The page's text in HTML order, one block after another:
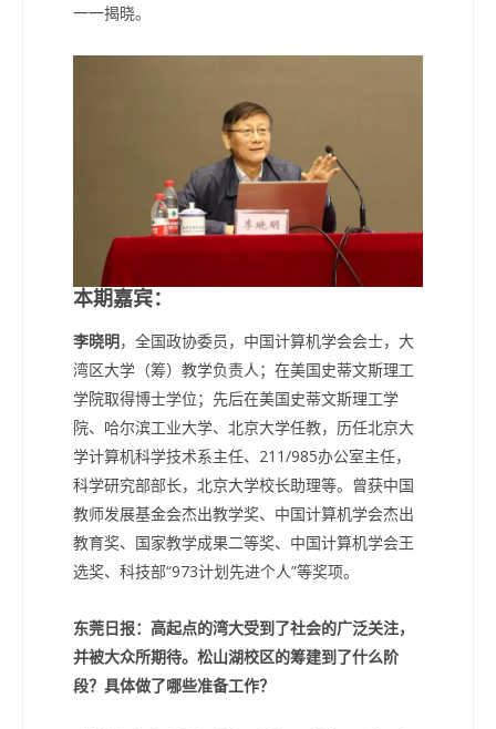
一一揭晓。
本期嘉宾：
李晓明，全国政协委员，中国计算机学会会士，大
湾区大学（筹）教学负责人；在美国史蒂文斯理工
学院取得博士学位；先后在美国史蒂文斯理工学
院、哈尔滨工业大学、北京大学任教，历任北京大
学计算机科学技术系主任、211/985办公室主任，
科学研究部部长，北京大学校长助理等。曾获中国
教师发展基金会杰出教学奖、中国计算机学会杰出
教育奖、国家教学成果二等奖、中国计算机学会王
选奖、科技部“973计划先进个人”等奖项。
东莞日报：高起点的湾大受到了社会的广泛关注，
并被大众所期待。松山湖校区的筹建到了什么阶
段？具体做了哪些准备工作？